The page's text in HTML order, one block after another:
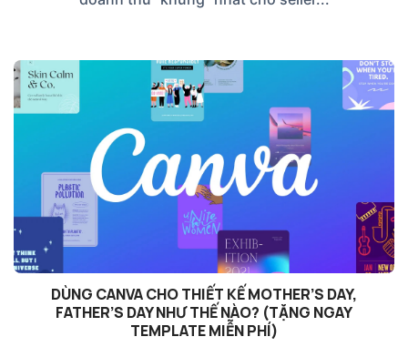
DÙNG CANVA CHO THIẾT KẾ MOTHER’S DAY,
FATHER’S DAY NHƯ THẾ NÀO? (TẶNG NGAY
TEMPLATE MIỄN PHÍ)